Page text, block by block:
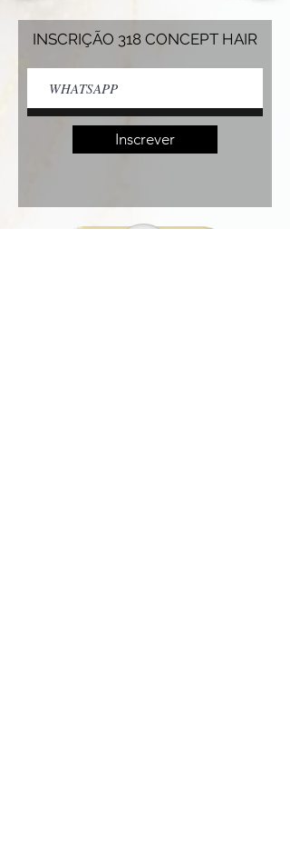
INSCRIÇÃO 318 CONCEPT HAIR
Inscrever